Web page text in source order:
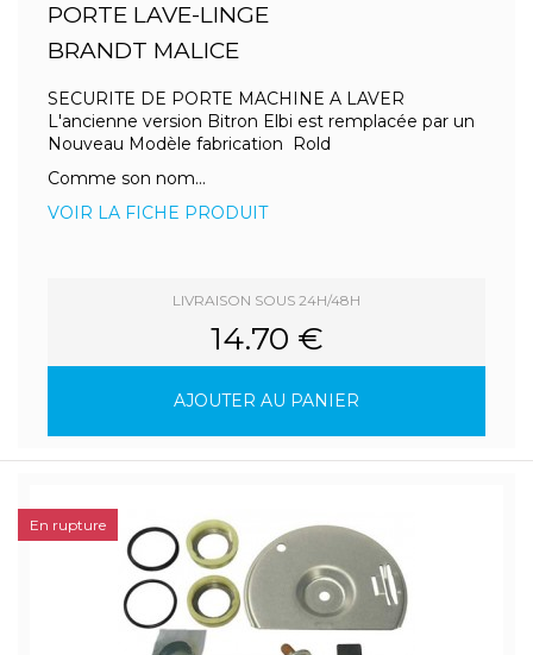
PORTE LAVE-LINGE
BRANDT MALICE
SECURITE DE PORTE MACHINE A LAVER
L'ancienne version Bitron Elbi est remplacée par un
Nouveau Modèle fabrication Rold
Comme son nom...
VOIR LA FICHE PRODUIT
LIVRAISON SOUS 24H/48H
14.70 €
AJOUTER AU PANIER
En rupture